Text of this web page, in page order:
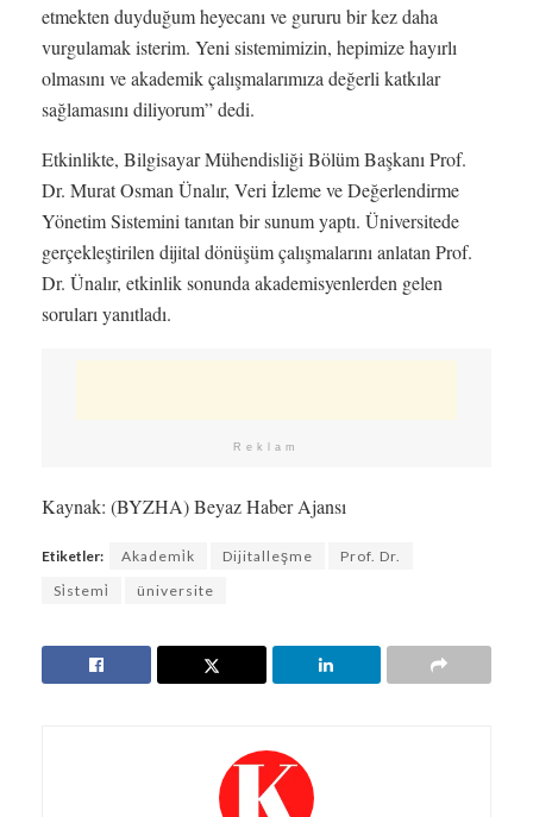
etmekten duyduğum heyecanı ve gururu bir kez daha
vurgulamak isterim. Yeni sistemimizin, hepimize hayırlı
olmasını ve akademik çalışmalarımıza değerli katkılar
sağlamasını diliyorum” dedi.
Etkinlikte, Bilgisayar Mühendisliği Bölüm Başkanı Prof.
Dr. Murat Osman Ünalır, Veri İzleme ve Değerlendirme
Yönetim Sistemini tanıtan bir sunum yaptı. Üniversitede
gerçekleştirilen dijital dönüşüm çalışmalarını anlatan Prof.
Dr. Ünalır, etkinlik sonunda akademisyenlerden gelen
soruları yanıtladı.
Reklam
Kaynak: (BYZHA) Beyaz Haber Ajansı
Etiketler: Akademi̇k Dijitalleşme
Prof. Dr.
Si̇stemi̇
üniversite